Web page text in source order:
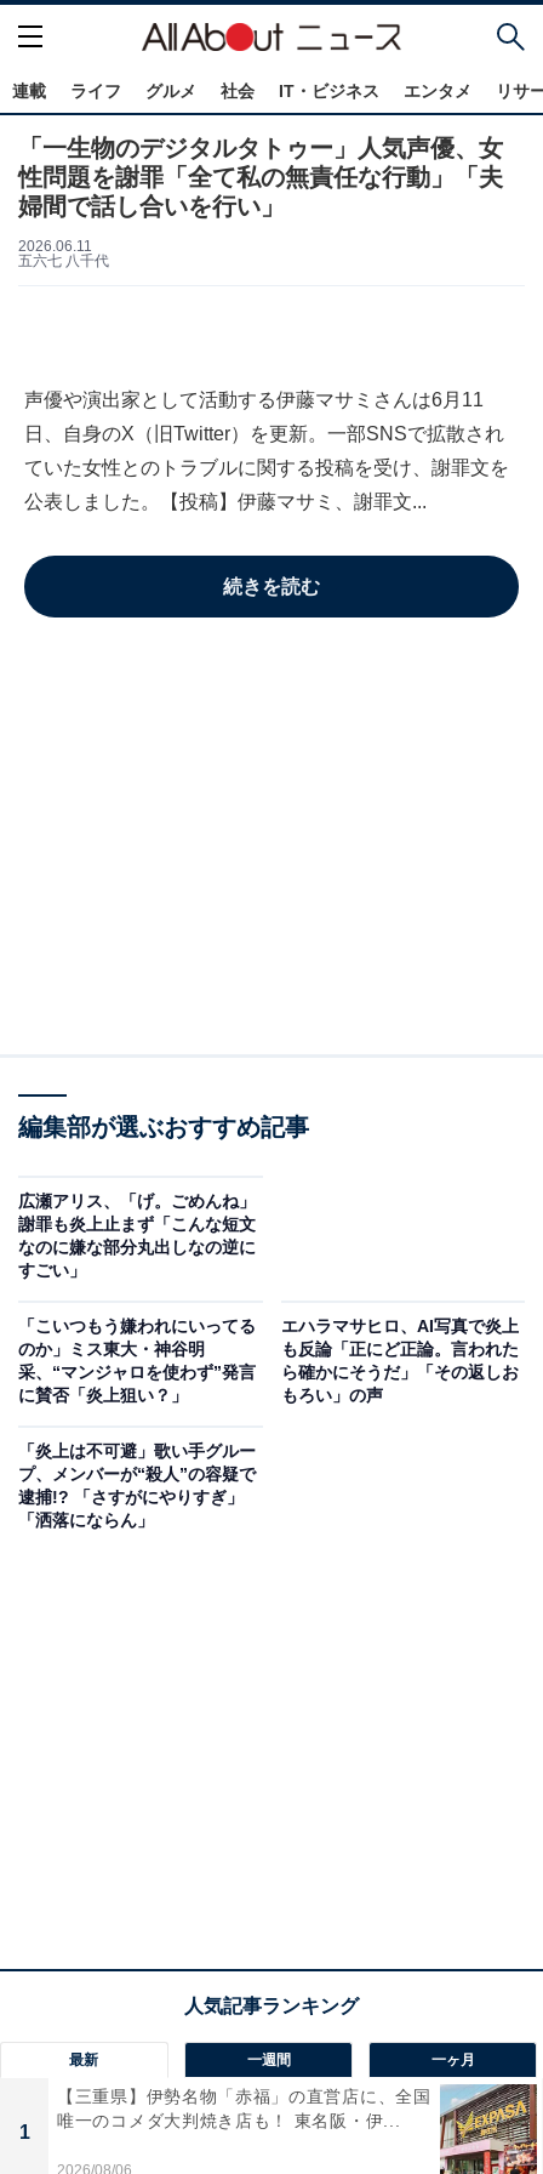
連載 ライフ グルメ 社会 IT・ビジネス エンタメ リサ
「一生物のデジタルタトゥー」人気声優、女
性問題を謝罪「全て私の無責任な行動」「夫
婦間で話し合いを行い」
2026.06.11
五六七 八千代
声優や演出家として活動する伊藤マサミさんは6月11
日、自身のX（旧Twitter）を更新。一部SNSで拡散され
ていた女性とのトラブルに関する投稿を受け、謝罪文を
公表しました。【投稿】伊藤マサミ、謝罪文...
続きを読む
編集部が選ぶおすすめ記事
広瀬アリス、「げ。ごめんね」
謝罪も炎上止まず「こんな短文
なのに嫌な部分丸出しなの逆に
すごい」
「こいつもう嫌われにいってる
のか」ミス東大・神谷明
采、“マンジャロを使わず”発言
に賛否「炎上狙い？」
エハラマサヒロ、AI写真で炎上
も反論「正にど正論。言われた
ら確かにそうだ」「その返しお
もろい」の声
「炎上は不可避」歌い手グルー
プ、メンバーが“殺人”の容疑で
逮捕!? 「さすがにやりすぎ」
「洒落にならん」
最新 一週間 一ヶ月
1
【三重県】伊勢名物「赤福」の直営店に、全国
唯一のコメダ大判焼き店も！ 東名阪・伊...